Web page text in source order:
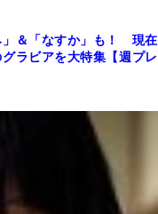
」＆「なすか」も！ 現在
ラビアを大特集【週プレ